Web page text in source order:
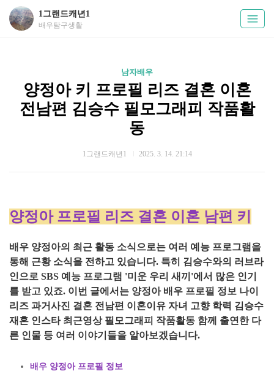
1그랜드캐년1
배우탐구생활
남자배우
양정아 키 프로필 리즈 결혼 이혼
전남편 김승수 필모그래피 작품활
동
1그랜드캐년1 2025. 3. 14. 21:14
양정아 프로필 리즈 결혼 이혼 남편 키
배우 양정아의 최근 활동 소식으로는 여러 예능 프로그램을
통해 근황 소식을 전하고 있습니다. 특히 김승수와의 러브라
인으로 SBS 예능 프로그램 '미운 우리 새끼'에서 많은 인기
를 받고 있죠. 이번 글에서는 양정아 배우 프로필 정보 나이
리즈 과거사진 결혼 전남편 이혼이유 자녀 고향 학력 김승수
재혼 인스타 최근영상 필모그래피 작품활동 함께 출연한 다
른 인물 등 여러 이야기들을 알아보겠습니다.
배우 양정아 프로필 정보